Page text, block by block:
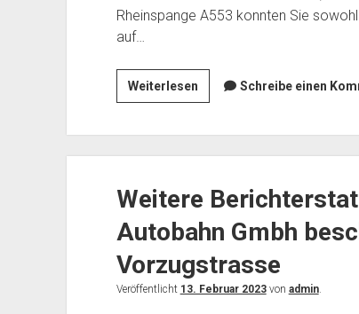
e
o
o
k
er
Rheinspange A553 konnten Sie
auf…
WeiterlesenKommentar
zur
um
Unterstützung
Schreibe einen
Weitere
Autobahn Gmbh
Vorzugstrasse
Veröffentlicht 13. Februar 2023von admin.